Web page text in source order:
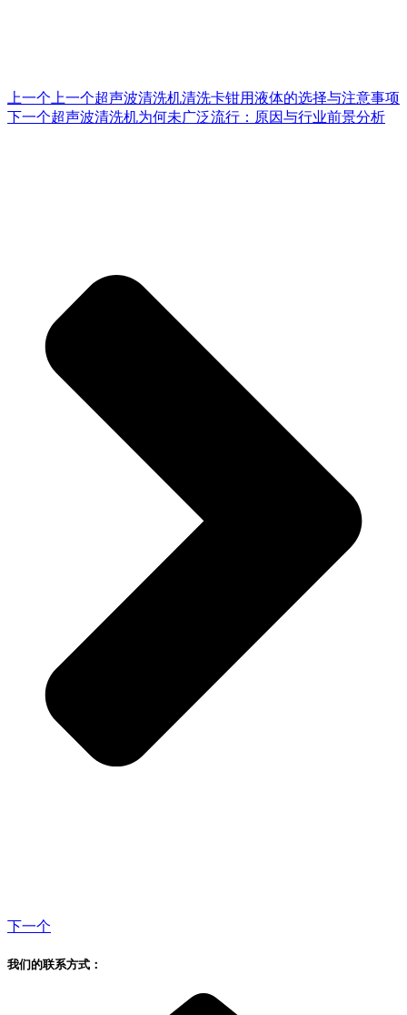
上一个 上一个超声波清洗机清洗卡钳用液体的选择与注意事项
下一个超声波清洗机为何未广泛流行：原因与行业前景分析
下一个
我们的联系方式：